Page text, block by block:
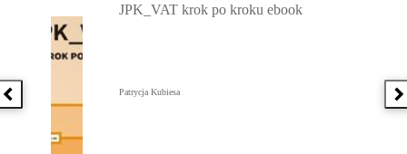
Poprzednia książka
JPK_VAT krok po kroku ebook
Patrycja Kubiesa